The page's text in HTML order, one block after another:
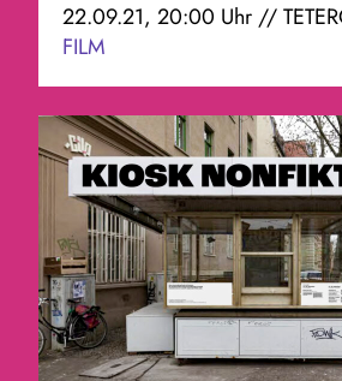
22.09.21, 20:00 Uhr //
FILM